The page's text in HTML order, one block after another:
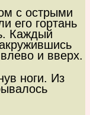
с острыми
его гортань
Каждый
и вверх.
ноги. Из